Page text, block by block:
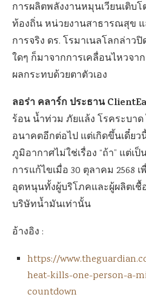
การผลิตพลังงานหมุนเวียนเติบ
ท้องถิ่น หน่วยงานสาธารณสุข แ
การจริง ดร. โรมาเนลโลกล่าว
ใดๆ ก็มาจากการเคลื่อนไหวจ
ผลกระทบด้วยตาตัวเอง
ลอร่า คลาร์ก ประธาน
ร้อน น้ำท่วม ภัยแล้ง โรคระบา
อนาคตอีกต่อไป แต่เกิดขึ้นเดี๋ย
ภูมิอากาศไม่ใช่เรื่อง “ถ้า” แต่เ
การแก้ไขเมื่อ 30 ตุลาคม 2568
อุดหนุนทั้งผู้บริโภคและผู้ผลิตเชื้
บริษัทน้ำมันเท่านั้น
อ้างอิง :
https://
heat-kills-one-person-a-
countdown